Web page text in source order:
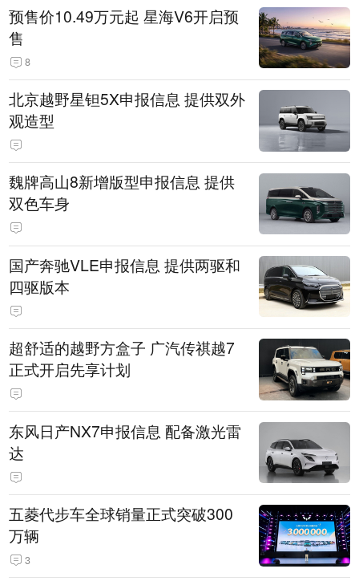
预售价10.49万元起 星海V6开启预
售
8
北京越野星钽5X申报信息 提供双外
观造型
魏牌高山8新增版型申报信息 提供
双色车身
国产奔驰VLE申报信息 提供两驱和
四驱版本
超舒适的越野方盒子 广汽传祺越7
正式开启先享计划
东风日产NX7申报信息 配备激光雷
达
五菱代步车全球销量正式突破300
万辆
3